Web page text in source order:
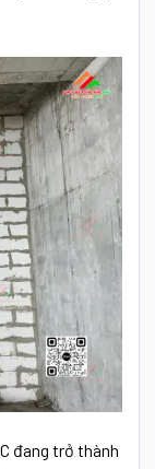
đang trở thành